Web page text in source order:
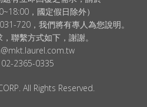
，國定假日除外）
720，我們將有專人為您說明。
聯繫方式如下，謝謝。
02-2365-0335
All Rights Reserved.